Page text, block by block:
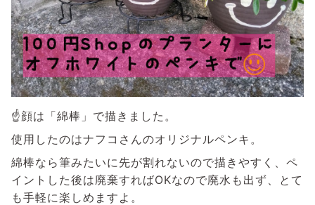
☝顔は「綿棒」で描きました。
使用したのはナフコさんのオリジナルペンキ。
綿棒なら筆みたいに先が割れないので描きやすく、ペ
イントした後は廃棄すればOKなので廃水も出ず、とて
も手軽に楽しめますよ。